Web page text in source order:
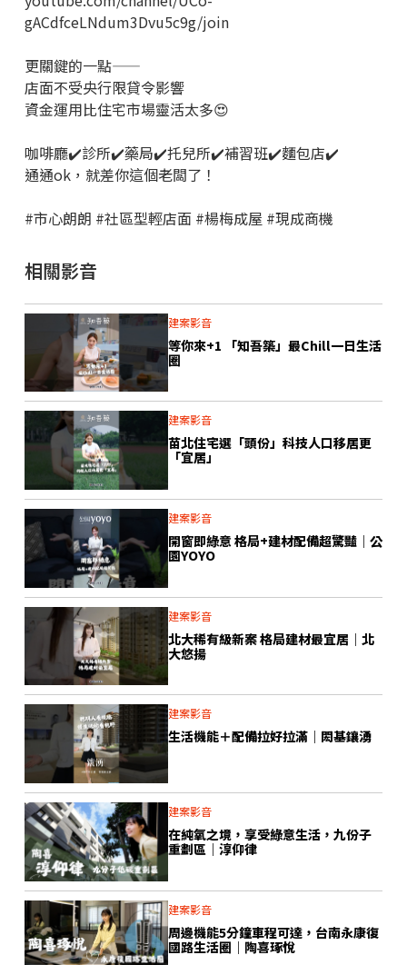
gACdfceLNdum3Dvu5c9g/join
更關鍵的一點——
店面不受央行限貸令影響
資金運用比住宅市場靈活太多😍
咖啡廳✔️診所✔️藥局✔️托兒所✔️補習班✔️麵包店✔️
通通ok，就差你這個老闆了！
#市心朗朗 #社區型輕店面 #楊梅成屋 #現成商機
相關影音
建案影音
等你來+1 「知吾築」最Chill一日生活
圈
建案影音
苗北住宅選「頭份」科技人口移居更
「宜居」
建案影音
開窗即綠意 格局+建材配備超驚豔｜公
園YOYO
建案影音
北大稀有級新案 格局建材最宜居｜北
大悠揚
建案影音
生活機能＋配備拉好拉滿｜閎基鑲湧
建案影音
在純氧之境，享受綠意生活，九份子
重劃區｜淳仰律
建案影音
周邊機能5分鐘車程可達，台南永康復
國路生活圈｜陶喜琢悅